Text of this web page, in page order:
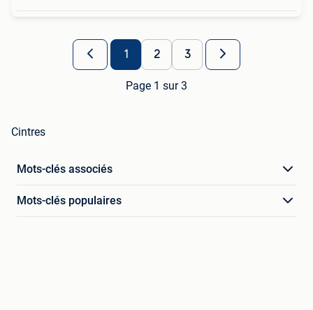
1 2 3
Page 1 sur 3
Cintres
Mots-clés associés
Mots-clés populaires